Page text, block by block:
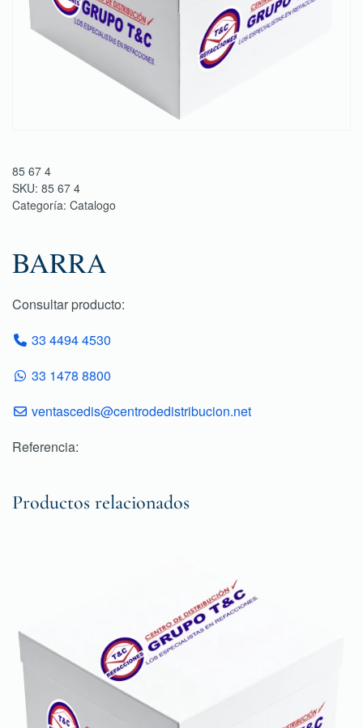
85 67 4
SKU: 85 67 4
Categoría: Catalogo
BARRA
Consultar producto:
33 4494 4530
33 1478 8800
ventascedis@centrodedistribucion.net
Referencia:
Productos relacionados